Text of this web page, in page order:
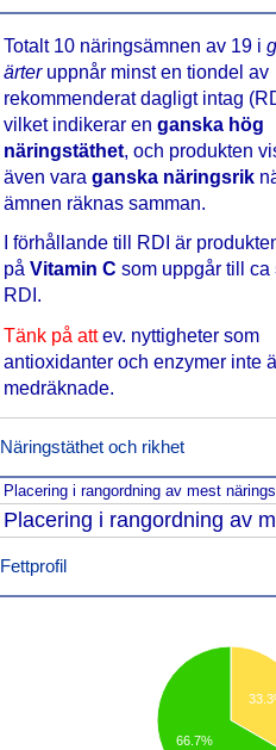
Totalt 10 näringsämnen av 19 i
ärteruppnår minst en tiondel av
rekommenderat dagligt intag
vilket indikerar en ganska hög
näringstäthet, och produkten
även vara ganska näringsrik
ämnen räknas samman.
I förhållande till RDI är
på Vitamin C som uppgår till ca
RDI.
Tänk på attev. nyttigheter som
antioxidanter och enzymer inte
medräknade.
Näringstäthet och rikhet
Placering i rangordning av mest
Placering i rangordning av
Fettprofil
66.7%